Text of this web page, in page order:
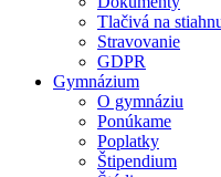
Tlačivá na
Stravovanie
GDPR
Gymnázium
O gymnáziu
Ponúkame
Poplatky
Štipendium